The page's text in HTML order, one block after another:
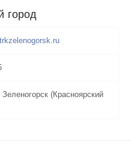
город
(Красноярский